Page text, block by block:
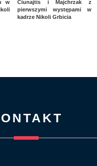
w
Ciunajtis i Majchrzak z
pierwszymi występami w
kadrze Nikoli Grbicia